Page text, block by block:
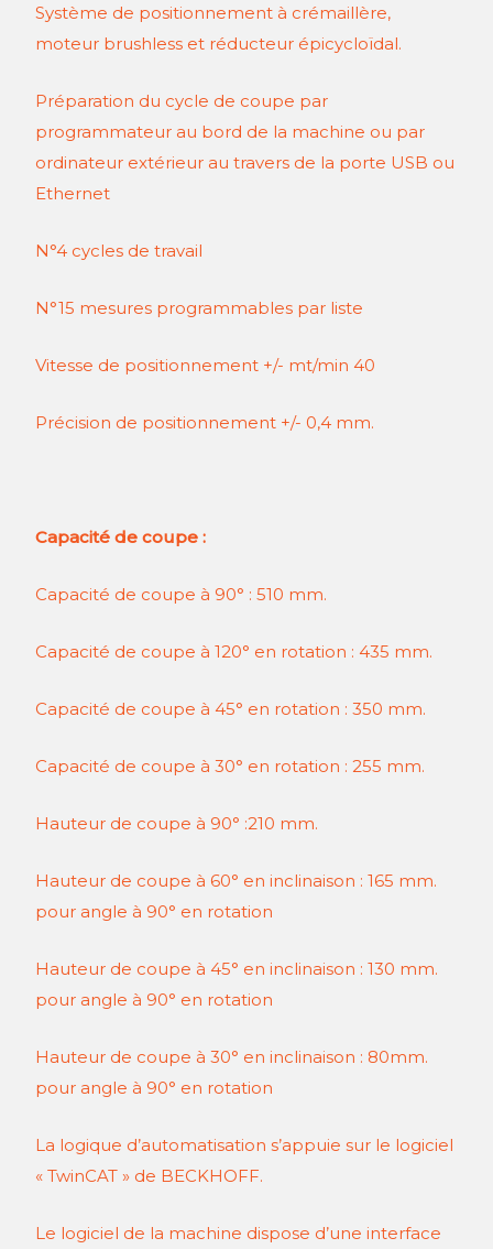
Système de positionnement à crémaillère,
moteur brushless et réducteur épicycloïdal.
Préparation du cycle de coupe par
programmateur au bord de la machine ou par
ordinateur extérieur au travers de la porte USB ou
Ethernet
N°4 cycles de travail
N°15 mesures programmables par liste
Vitesse de positionnement +/- mt/min 40
Précision de positionnement +/- 0,4 mm.
Capacité de coupe :
Capacité de coupe à 90° : 510 mm.
Capacité de coupe à 120° en rotation : 435 mm.
Capacité de coupe à 45° en rotation : 350 mm.
Capacité de coupe à 30° en rotation : 255 mm.
Hauteur de coupe à 90° :210 mm.
Hauteur de coupe à 60° en inclinaison : 165 mm.
pour angle à 90° en rotation
Hauteur de coupe à 45° en inclinaison : 130 mm.
pour angle à 90° en rotation
Hauteur de coupe à 30° en inclinaison : 80mm.
pour angle à 90° en rotation
La logique d’automatisation s’appuie sur le logiciel
« TwinCAT » de BECKHOFF.
Le logiciel de la machine dispose d’une interface